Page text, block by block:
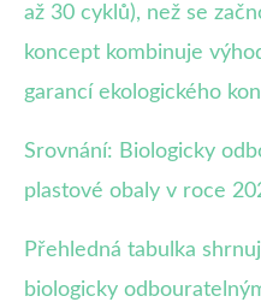
až 30 cyklů), než se
koncept kombinuje
garancí ekologického
Srovnání: Biologicky
plastové obaly v roce
Přehledná tabulka
biologicky